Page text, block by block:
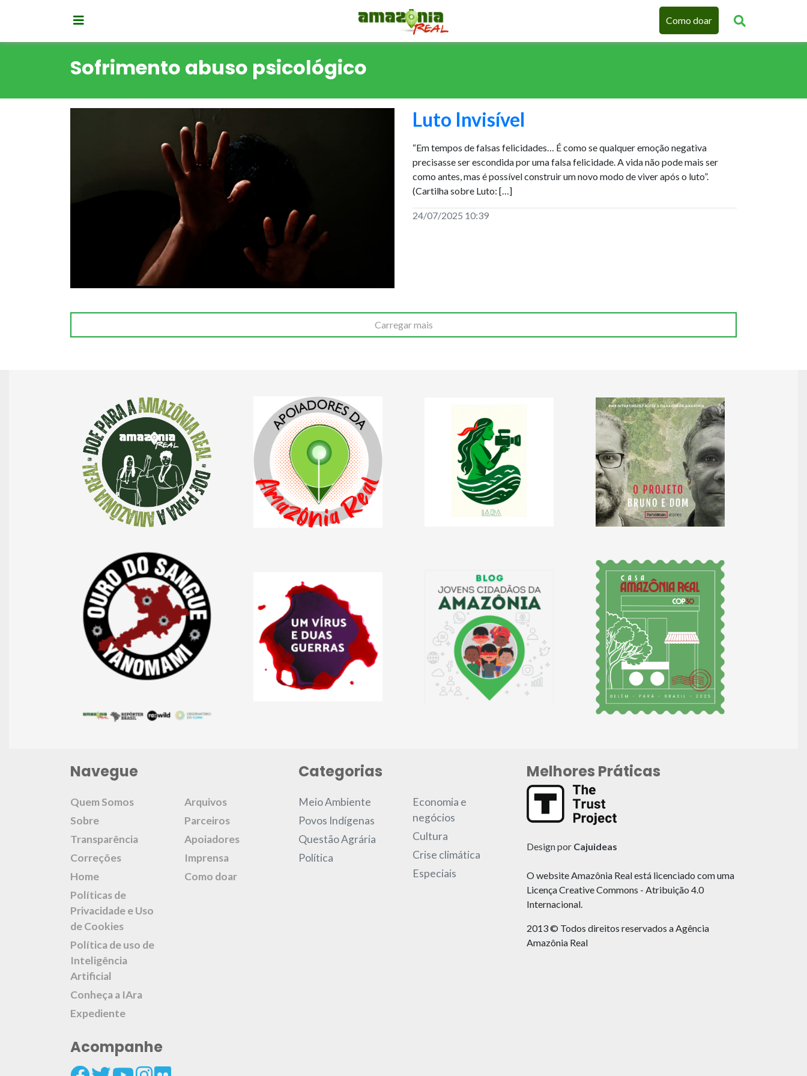
Como doar
Sofrimento abuso psicológico
Luto Invisível
“Em tempos de falsas felicidades… É como se qualquer emoção negativa
precisasse ser escondida por uma falsa felicidade. A vida não pode mais ser
como antes, mas é possível construir um novo modo de viver após o luto”.
(Cartilha sobre Luto: […]
24/07/2025 10:39
Carregar mais
Navegue
Quem Somos
Sobre
Transparência
Correções
Home
Políticas de
Privacidade e Uso
de Cookies
Política de uso de
Inteligência
Artificial
Conheça a IAra
Expediente
Arquivos
Parceiros
Apoiadores
Imprensa
Como doar
Acompanhe
Categorias
Meio Ambiente
Povos Indígenas
Questão Agrária
Política
Economia e
negócios
Cultura
Crise climática
Especiais
Melhores Práticas
Design por Cajuideas
O website Amazônia Real está licenciado com uma
Licença Creative Commons - Atribuição 4.0
Internacional.
2013 © Todos direitos reservados a Agência
Amazônia Real